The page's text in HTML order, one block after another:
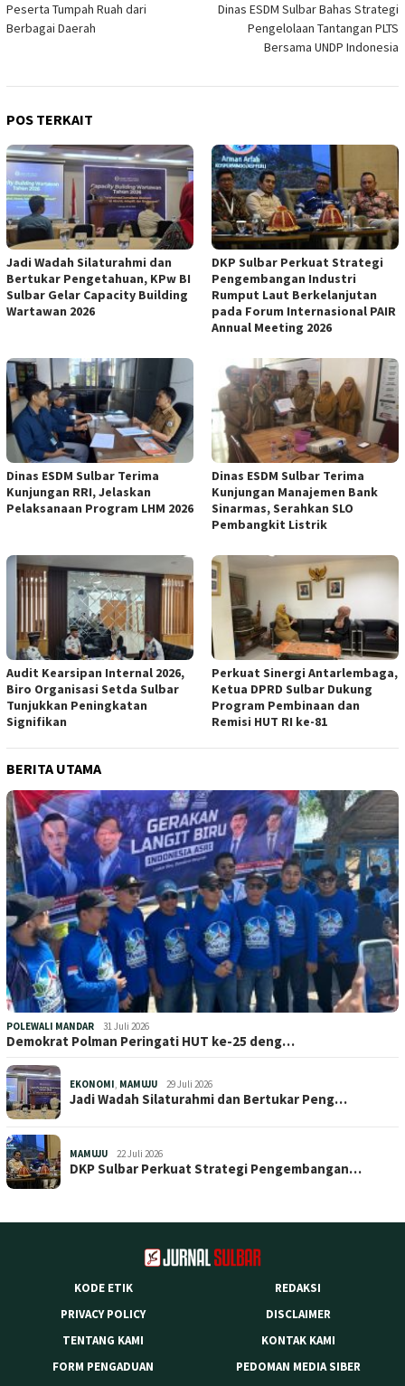
Peserta Tumpah Ruah dari
Berbagai Daerah
Dinas ESDM Sulbar Bahas Strategi
Pengelolaan Tantangan PLTS
Bersama UNDP Indonesia
POS TERKAIT
Jadi Wadah Silaturahmi dan
Bertukar Pengetahuan, KPw BI
Sulbar Gelar Capacity Building
Wartawan 2026
DKP Sulbar Perkuat Strategi
Pengembangan Industri
Rumput Laut Berkelanjutan
pada Forum Internasional PAIR
Annual Meeting 2026
Dinas ESDM Sulbar Terima
Kunjungan RRI, Jelaskan
Pelaksanaan Program LHM 2026
Dinas ESDM Sulbar Terima
Kunjungan Manajemen Bank
Sinarmas, Serahkan SLO
Pembangkit Listrik
Audit Kearsipan Internal 2026,
Biro Organisasi Setda Sulbar
Tunjukkan Peningkatan
Signifikan
Perkuat Sinergi Antarlembaga,
Ketua DPRD Sulbar Dukung
Program Pembinaan dan
Remisi HUT RI ke-81
BERITA UTAMA
POLEWALI MANDAR 31 Juli 2026
Demokrat Polman Peringati HUT ke-25 deng…
EKONOMI, MAMUJU 29 Juli 2026
Jadi Wadah Silaturahmi dan Bertukar Peng…
MAMUJU 22 Juli 2026
DKP Sulbar Perkuat Strategi Pengembangan…
KODE ETIK
REDAKSI
PRIVACY POLICY
DISCLAIMER
TENTANG KAMI
KONTAK KAMI
FORM PENGADUAN
PEDOMAN MEDIA SIBER